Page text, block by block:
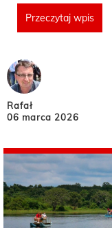
Przeczytaj wpis
Rafał
06 marca 2026